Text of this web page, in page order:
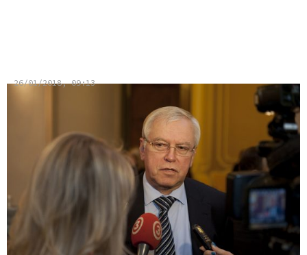
26/01/2018, 09:13